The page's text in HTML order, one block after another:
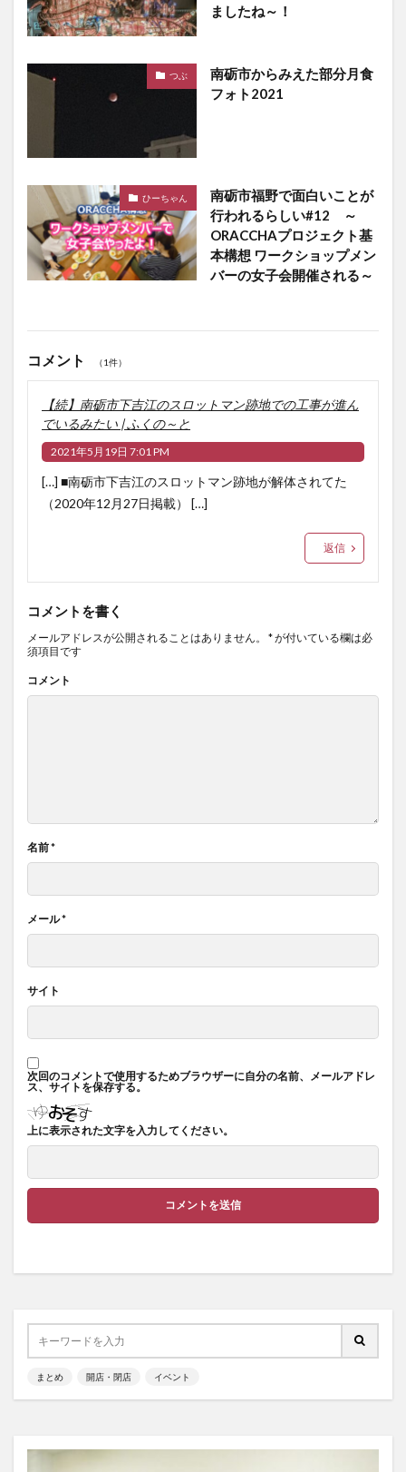
ましたね～！
つぶ
南砺市からみえた部分月食
フォト2021
ひーちゃん
南砺市福野で面白いことが
行われるらしい#12 ～
ORACCHAプロジェクト基
本構想 ワークショップメン
バーの女子会開催される～
コメント （1件）
【続】南砺市下吉江のスロットマン跡地での工事が進ん
でいるみたい | ふくの～と
2021年5月19日 7:01 PM
[…] ■南砺市下吉江のスロットマン跡地が解体されてた
（2020年12月27日掲載） […]
返信
コメントを書く
メールアドレスが公開されることはありません。 *が付いている欄は必
須項目です
コメント
名前*
メール*
サイト
次回のコメントで使用するためブラウザーに自分の名前、メールアドレ
ス、サイトを保存する。
上に表示された文字を入力してください。
まとめ 開店・閉店 イベント